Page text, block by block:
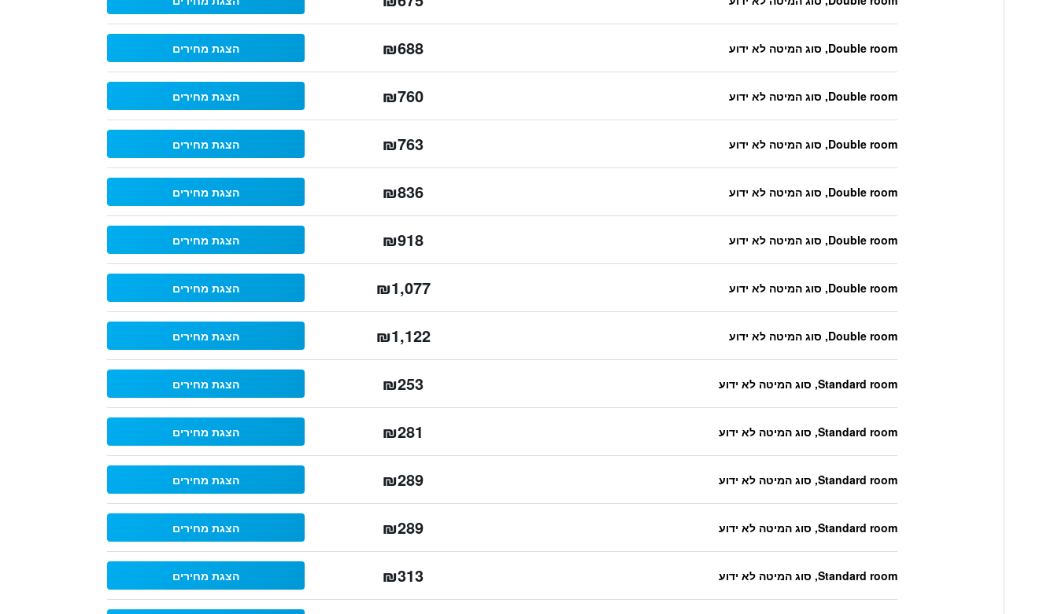
Double room, סוג המיטה לא ידוע ₪688 הצגת מחירים
Double room, סוג המיטה לא ידוע ₪760 הצגת מחירים
Double room, סוג המיטה לא ידוע ₪763 הצגת מחירים
Double room, סוג המיטה לא ידוע ₪836 הצגת מחירים
Double room, סוג המיטה לא ידוע ₪918 הצגת מחירים
Double room, סוג המיטה לא ידוע ₪1,077 הצגת מחירים
Double room, סוג המיטה לא ידוע ₪1,122 הצגת מחירים
Standard room, סוג המיטה לא ידוע ₪253 הצגת מחירים
Standard room, סוג המיטה לא ידוע ₪281 הצגת מחירים
Standard room, סוג המיטה לא ידוע ₪289 הצגת מחירים
Standard room, סוג המיטה לא ידוע ₪289 הצגת מחירים
Standard room, סוג המיטה לא ידוע ₪313 הצגת מחירים